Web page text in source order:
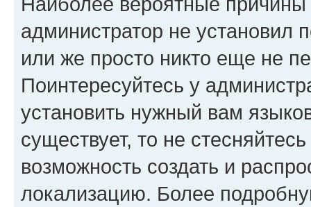
администратор не установил
или же просто никто еще не
Поинтересуйтесь у
установить нужный вам
существует, то не
возможность создать и
локализацию. Более